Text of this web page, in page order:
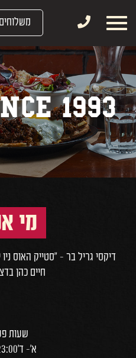
משלוחים
1993
מי
דיקסי גריל בר - "סטייק האוס
חיים כהן
שעות
א'- ד'12:00-23:00